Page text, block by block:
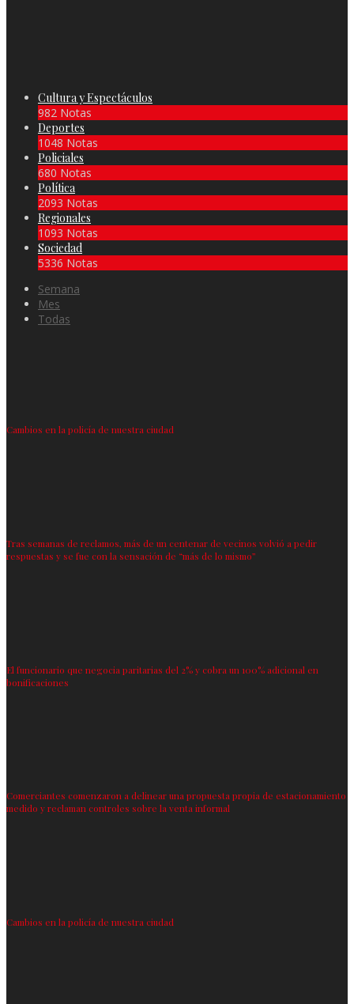
Cultura y Espectáculos
982 Notas
Deportes
1048 Notas
Policiales
680 Notas
Política
2093 Notas
Regionales
1093 Notas
Sociedad
5336 Notas
Semana
Mes
Todas
Cambios en la policía de nuestra ciudad
Tras semanas de reclamos, más de un centenar de vecinos volvió a pedir
respuestas y se fue con la sensación de “más de lo mismo”
El funcionario que negocia paritarias del 2% y cobra un 100% adicional en
bonificaciones
Comerciantes comenzaron a delinear una propuesta propia de estacionamiento
medido y reclaman controles sobre la venta informal
Cambios en la policía de nuestra ciudad